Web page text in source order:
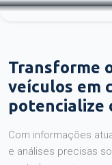
Transforme
veículos em
potencialize
Com informações
e análises precisas